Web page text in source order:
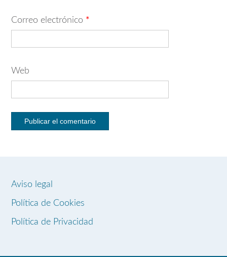
Correo electrónico *
Web
Aviso legal
Política de Cookies
Política de Privacidad